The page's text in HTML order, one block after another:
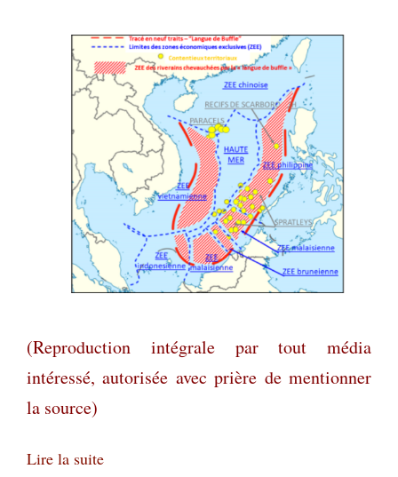
(Reproduction intégrale par tout média
intéressé, autorisée avec prière de mentionner
la source)
Lire la suite